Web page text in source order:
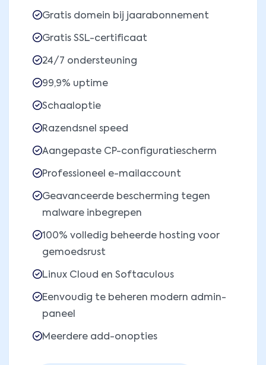
Gratis domein bij jaarabonnement
Gratis SSL-certificaat
24/7 ondersteuning
99,9% uptime
Schaaloptie
Razendsnel speed
Aangepaste CP-configuratiescherm
Professioneel e-mailaccount
Geavanceerde bescherming tegen
malware inbegrepen
100% volledig beheerde hosting voor
gemoedsrust
Linux Cloud en Softaculous
Eenvoudig te beheren modern admin-
paneel
Meerdere add-onopties